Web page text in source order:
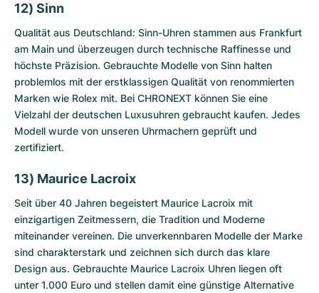
12) Sinn
Qualität aus Deutschland: Sinn-Uhren stammen aus Frankfurt
am Main und überzeugen durch technische Raffinesse und
höchste Präzision. Gebrauchte Modelle von Sinn halten
problemlos mit der erstklassigen Qualität von renommierten
Marken wie Rolex mit. Bei CHRONEXT können Sie eine
Vielzahl der deutschen Luxusuhren gebraucht kaufen. Jedes
Modell wurde von unseren Uhrmachern geprüft und
zertifiziert.
13) Maurice Lacroix
Seit über 40 Jahren begeistert Maurice Lacroix mit
einzigartigen Zeitmessern, die Tradition und Moderne
miteinander vereinen. Die unverkennbaren Modelle der Marke
sind charakterstark und zeichnen sich durch das klare
Design aus. Gebrauchte Maurice Lacroix Uhren liegen oft
unter 1.000 Euro und stellen damit eine günstige Alternative